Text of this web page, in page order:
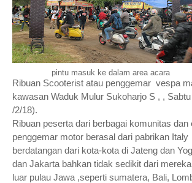
pintu masuk ke dalam area acara
Ribuan Scooterist atau penggemar vespa
kawasan Waduk Mulur Sukoharjo S , ,
/2/18).
Ribuan peserta dari berbagai komunitas dan
penggemar motor berasal dari pabrikan
berdatangan dari kota-kota di Jateng dan
dan Jakarta bahkan tidak sedikit dari
luar pulau Jawa ,seperti sumatera, Bali,